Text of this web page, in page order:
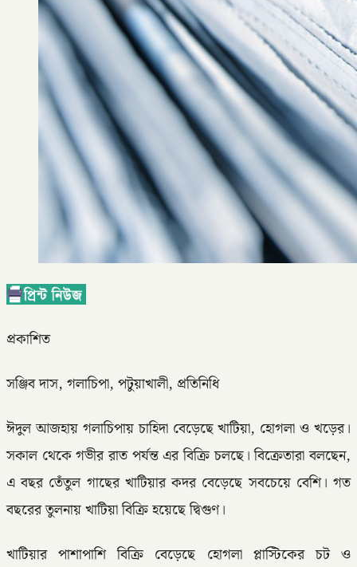
প্রকাশিত
সঞ্জিব দাস, গলাচিপা, পটুয়াখালী, প্রতিনিধি
ঈদুল আজহায় গলাচিপায় চাহিদা বেড়েছে খাটিয়া, হোগলা ও খড়ের।
সকাল থেকে গভীর রাত পর্যন্ত এর বিক্রি চলছে। বিক্রেতারা বলছেন,
এ বছর তেঁতুল গাছের খাটিয়ার কদর বেড়েছে সবচেয়ে বেশি। গত
বছরের তুলনায় খাটিয়া বিক্রি হয়েছে দ্বিগুণ।
খাটিয়ার পাশাপাশি বিক্রি বেড়েছে হোগলা প্লাস্টিকের চট ও